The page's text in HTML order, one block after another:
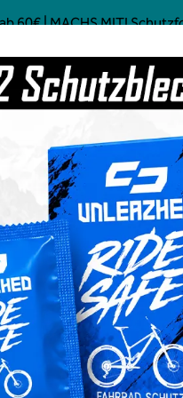
60€ | MACHS MIT!
Mostly Made in
Power Food Social
of